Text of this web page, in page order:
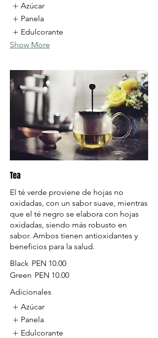
Azúcar
Panela
Edulcorante
Show More
Tea
El té verde proviene de hojas no
oxidadas, con un sabor suave, mientras
que el té negro se elabora con hojas
oxidadas, siendo más robusto en
sabor. Ambos tienen antioxidantes y
beneficios para la salud.
Black PEN 10.00
Green PEN 10.00
Adicionales
Azúcar
Panela
Edulcorante